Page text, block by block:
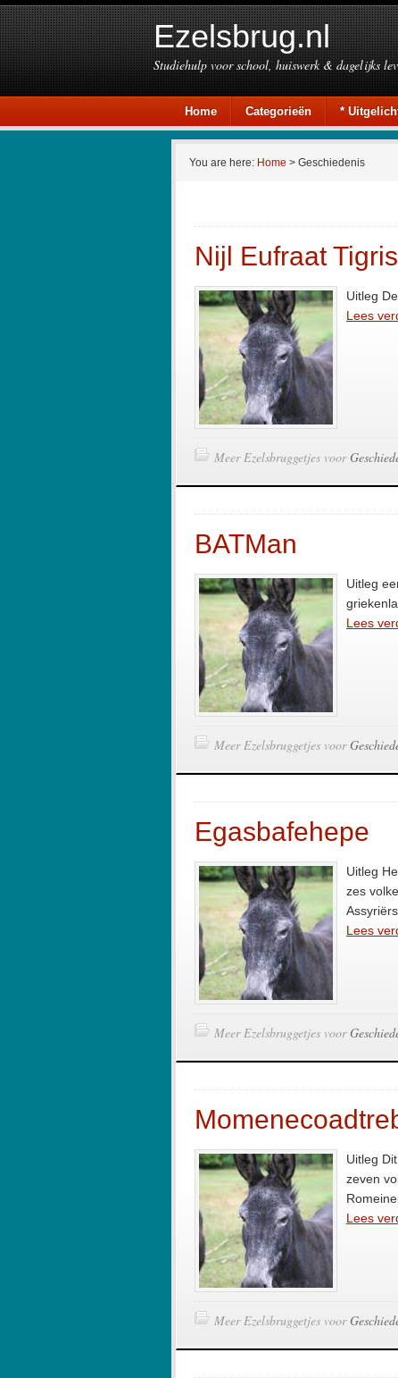
Ezelsbrug.nl
Studiehulp voor school, huiswerk & dagelijks
Home Categorieën *
You are here: Home > Geschiedenis
Nijl Eufraat
Uitleg
Lees
Meer Ezelsbruggetjes voor
BATMan
Uitleg
Lees
Meer Ezelsbruggetjes voor
Egasbafehepe
Uitleg
zes
Lees
Meer Ezelsbruggetjes voor
Uitleg
zeven
Lees
Meer Ezelsbruggetjes voor